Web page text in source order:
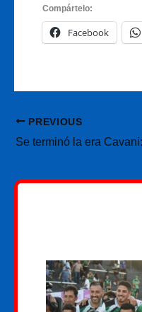
Compártelo:
Facebook
PREVIOUS